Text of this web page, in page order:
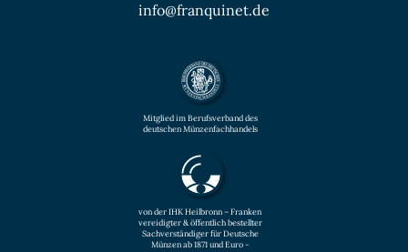
info@franquinet.de
Mitglied im Berufsverband des
deutschen Münzenfachhandels
von der IHK Heilbronn – Franken
vereidigter & öffentlich bestellter
Sachverständiger für Deutsche
Münzen ab 1871 und Euro -